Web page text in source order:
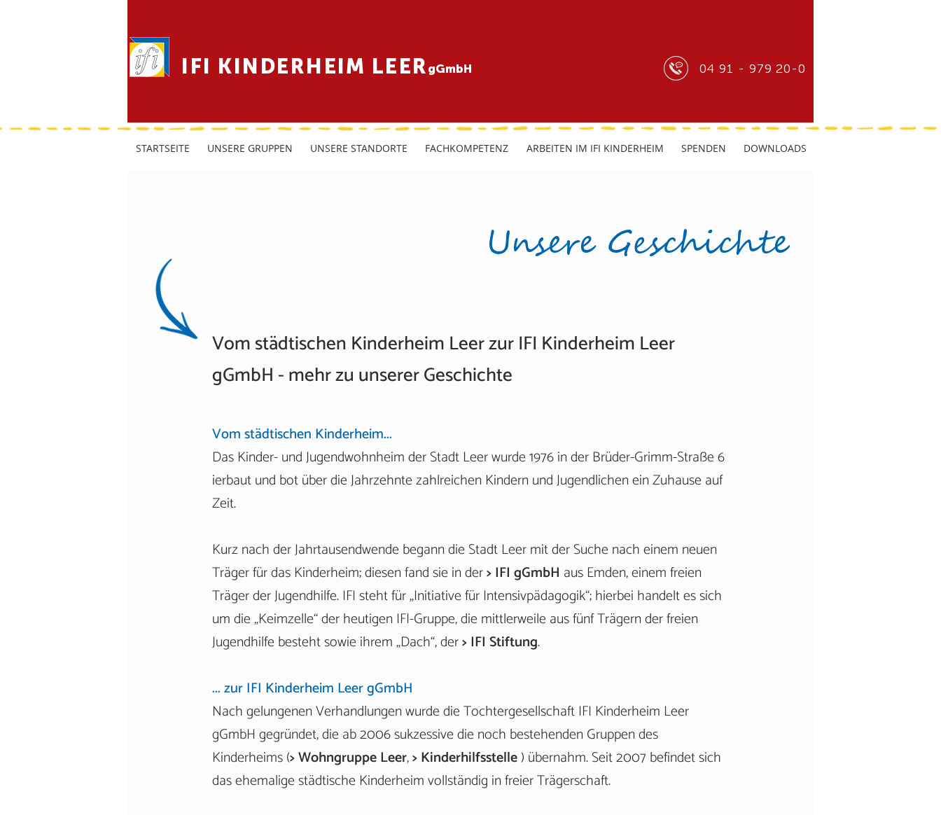
IFI KINDERHEIM LEER gGmbH 04 91 - 979 20-0
Unsere Geschichte
Vom städtischen Kinderheim Leer zur IFI Kinderheim Leer
gGmbH - mehr zu unserer Geschichte
Vom städtischen Kinderheim...
Das Kinder- und Jugendwohnheim der Stadt Leer wurde 1976 in der Brüder-Grimm-Straße 6
ierbaut und bot über die Jahrzehnte zahlreichen Kindern und Jugendlichen ein Zuhause auf
Zeit.
Kurz nach der Jahrtausendwende begann die Stadt Leer mit der Suche nach einem neuen
Träger für das Kinderheim; diesen fand sie in der> IFI gGmbH aus Emden, einem freien
Träger der Jugendhilfe. IFI steht für „Initiative für Intensivpädagogik“; hierbei handelt es sich
um die „Keimzelle“ der heutigen IFI-Gruppe, die mittlerweile aus fünf Trägern der freien
Jugendhilfe besteht sowie ihrem „Dach“, der> IFI Stiftung.
... zur IFI Kinderheim Leer gGmbH
Nach gelungenen Verhandlungen wurde die Tochtergesellschaft IFI Kinderheim Leer
gGmbH gegründet, die ab 2006 sukzessive die noch bestehenden Gruppen des
Kinderheims (> Wohngruppe Leer,> Kinderhilfsstelle) übernahm. Seit 2007 befindet sich
das ehemalige städtische Kinderheim vollständig in freier Trägerschaft.
STARTSEITE UNSERE GRUPPEN UNSERE STANDORTE FACHKOMPETENZ ARBEITEN IM IFI KINDERHEIM SPENDEN DOWNLOADS